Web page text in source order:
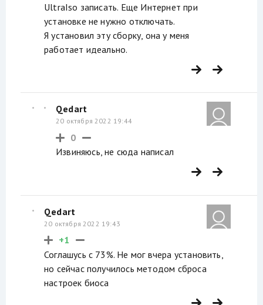
UltraIso записать. Еще Интернет при
установке не нужно отключать.
Я установил эту сборку, она у меня
работает идеально.
Qedart
20 октября 2022 19:44
0
Извиняюсь, не сюда написал
Qedart
20 октября 2022 19:43
+1
Соглашусь с 73%. Не мог вчера установить,
но сейчас получилось методом сброса
настроек биоса